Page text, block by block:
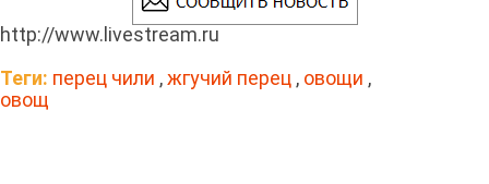
http://www.livestream.ru
Теги: перец чили ,жгучий перец , овощи ,
овощ